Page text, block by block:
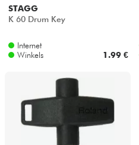
STAGG
K 60 Drum Key
Internet
Winkels
1.99 €